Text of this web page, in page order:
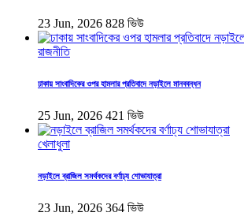
23 Jun, 2026 828 ভিউ
রাজনীতি
ঢাকায় সাংবাদিকের ওপর হামলার প্রতিবাদে নড়াইলে মানববন্ধন
25 Jun, 2026 421 ভিউ
খেলাধুলা
নড়াইলে ব্রাজিল সমর্থকদের বর্ণাঢ্য শোভাযাত্রা
23 Jun, 2026 364 ভিউ